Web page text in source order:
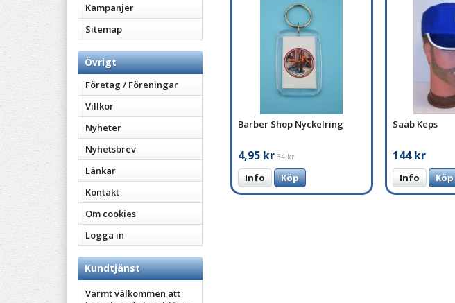
Kampanjer
Sitemap
Övrigt
Företag / Föreningar
Villkor
Nyheter
Nyhetsbrev
Länkar
Kontakt
Om cookies
Logga in
Kundtjänst
Varmt välkommen att
Barber Shop Nyckelring
4,95 kr 34 kr
Info Köp
Saab Keps
144 kr
Info Köp